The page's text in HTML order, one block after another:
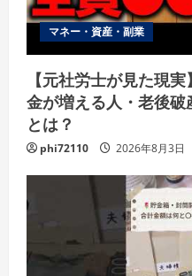
マネー・資産・副業
【元社労士が見た現
金が増える人・老後
とは？
phi72110 2026年8月3日